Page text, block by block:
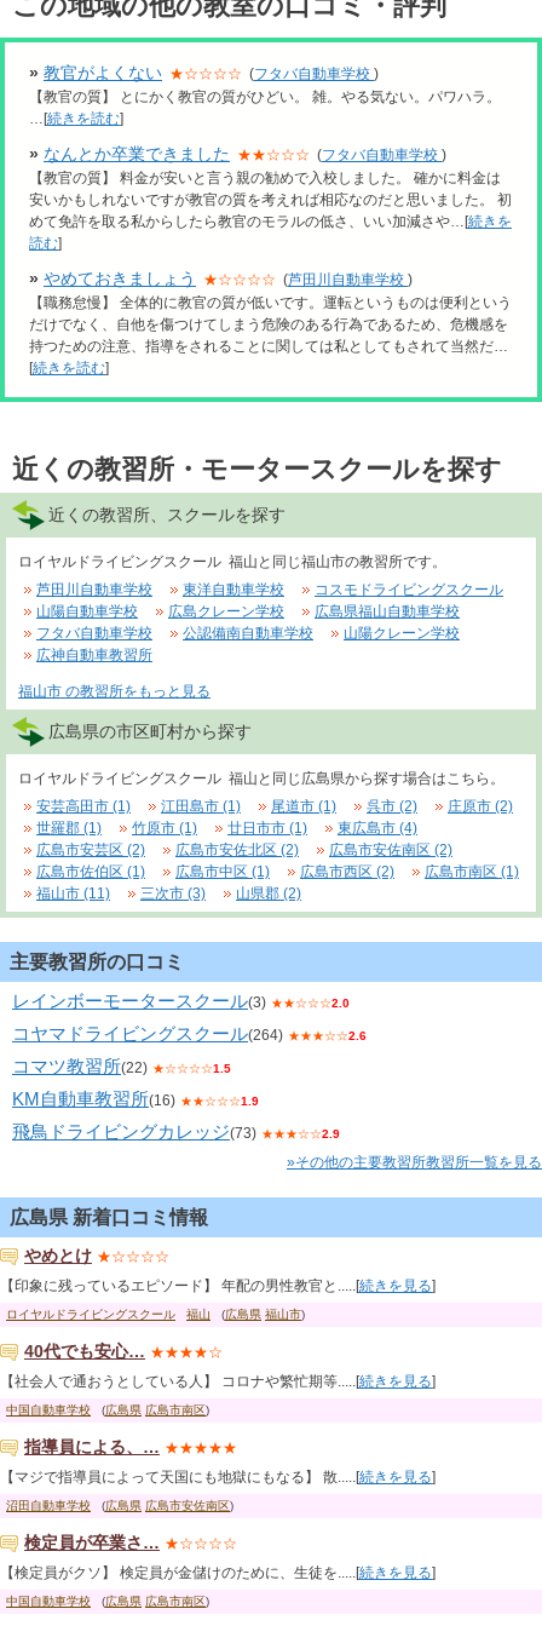
» 教官がよくない ★☆☆☆☆ (フタバ自動車学校 )
【教官の質】 とにかく教官の質がひどい。 雑。やる気ない。パワハラ。
…[続きを読む]
» なんとか卒業できました ★★☆☆☆ (フタバ自動車学校 )
【教官の質】 料金が安いと言う親の勧めで入校しました。 確かに料金は
安いかもしれないですが教官の質を考えれば相応なのだと思いました。 初
めて免許を取る私からしたら教官のモラルの低さ、いい加減さや…[続きを
読む]
» やめておきましょう ★☆☆☆☆ (芦田川自動車学校 )
【職務怠慢】 全体的に教官の質が低いです。運転というものは便利という
だけでなく、自他を傷つけてしまう危険のある行為であるため、危機感を
持つための注意、指導をされることに関しては私としてもされて当然だ…
[続きを読む]
近くの教習所・モータースクールを探す
近くの教習所、スクールを探す
ロイヤルドライビングスクール 福山と同じ福山市の教習所です。
芦田川自動車学校
東洋自動車学校
コスモドライビングスクール
山陽自動車学校
広島クレーン学校
広島県福山自動車学校
フタバ自動車学校
公認備南自動車学校
山陽クレーン学校
広神自動車教習所
福山市 の教習所をもっと見る
広島県の市区町村から探す
ロイヤルドライビングスクール 福山と同じ広島県から探す場合はこちら。
安芸高田市 (1)
江田島市 (1) 尾道市 (1) 呉市 (2)
庄原市 (2)
世羅郡 (1)
竹原市 (1) 廿日市市 (1)
東広島市 (4)
広島市安芸区 (2)
広島市安佐北区 (2)
広島市安佐南区 (2)
広島市佐伯区 (1)
広島市中区 (1) 広島市西区 (2)
広島市南区 (1)
福山市 (11)
三次市 (3) 山県郡 (2)
主要教習所の口コミ
レインボーモータースクール(3) ★★☆☆☆2.0
コヤマドライビングスクール(264) ★★★☆☆2.6
コマツ教習所(22) ★☆☆☆☆1.5
KM自動車教習所(16) ★★☆☆☆1.9
飛鳥ドライビングカレッジ(73) ★★★☆☆2.9
»その他の主要教習所教習所一覧を見る
広島県 新着口コミ情報
やめとけ ★☆☆☆☆
【印象に残っているエピソード】 年配の男性教官と.....[続きを見る]
ロイヤルドライビングスクール 福山 (広島県 福山市)
40代でも安心… ★★★★☆
【社会人で通おうとしている人】 コロナや繁忙期等.....[続きを見る]
中国自動車学校 (広島県 広島市南区)
指導員による、… ★★★★★
【マジで指導員によって天国にも地獄にもなる】 散.....[続きを見る]
沼田自動車学校 (広島県 広島市安佐南区)
検定員が卒業さ… ★☆☆☆☆
【検定員がクソ】 検定員が金儲けのために、生徒を.....[続きを見る]
中国自動車学校 (広島県 広島市南区)